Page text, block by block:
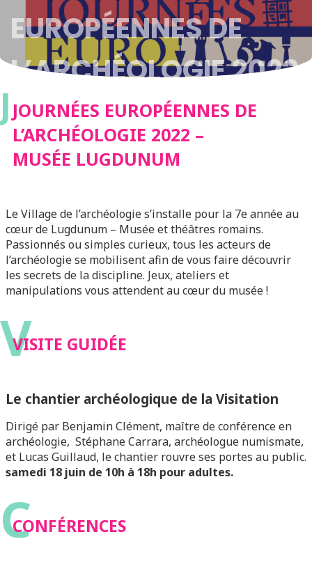
EUROPÉENNES DE
L’ARCHÉOLOGIE 2022
– MUSÉE LUGDUNUM
J JOURNÉES EUROPÉENNES DE
L’ARCHÉOLOGIE 2022 –
MUSÉE LUGDUNUM
Le Village de l’archéologie s’installe pour la 7e année au
cœur de Lugdunum – Musée et théâtres romains.
Passionnés ou simples curieux, tous les acteurs de
l’archéologie se mobilisent afin de vous faire découvrir
les secrets de la discipline. Jeux, ateliers et
manipulations vous attendent au cœur du musée !
V
VISITE GUIDÉE
Le chantier archéologique de la Visitation
Dirigé par Benjamin Clément, maître de conférence en
archéologie, Stéphane Carrara, archéologue numismate,
et Lucas Guillaud, le chantier rouvre ses portes au public.
samedi 18 juin de 10h à 18h pour adultes.
C
CONFÉRENCES